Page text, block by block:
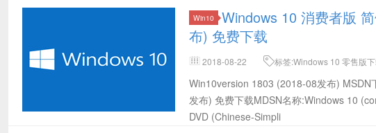
Win10
Windows 10 消费者版
布) 免费下载
2018-08-22
标签:Windows 10 零售版
(2018-08发布) 64位官方下载
Win10version 1803 (2018-08发布)
发布) 免费下载MDSN名称:Windows 10
DVD (Chinese-Simpli